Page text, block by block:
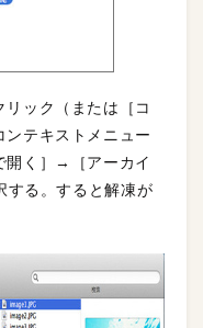
ック（または［コ
ンテキストメニュー
開く］→［アーカイ
する。すると解凍が